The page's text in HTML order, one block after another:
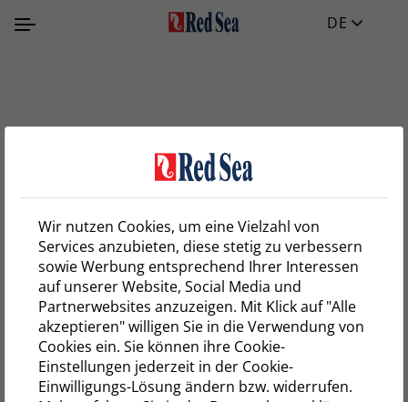
DE
Wir nutzen Cookies, um eine Vielzahl von
Services anzubieten, diese stetig zu verbessern
sowie Werbung entsprechend Ihrer Interessen
auf unserer Website, Social Media und
Partnerwebsites anzuzeigen. Mit Klick auf "Alle
akzeptieren" willigen Sie in die Verwendung von
Cookies ein. Sie können ihre Cookie-
Einstellungen jederzeit in der Cookie-
Einwilligungs-Lösung ändern bzw. widerrufen.